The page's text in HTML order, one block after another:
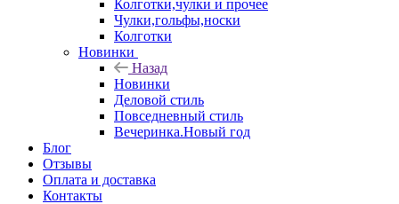
Колготки,чулки и прочее
Чулки,гольфы,носки
Колготки
Новинки
Назад
Новинки
Деловой стиль
Повседневный стиль
Вечеринка.Новый год
Блог
Отзывы
Оплата и доставка
Контакты